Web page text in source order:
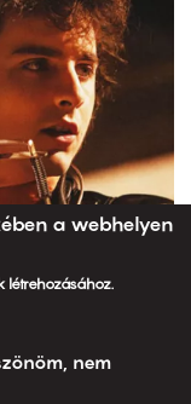
a webhelyen
létrehozásához.
nem